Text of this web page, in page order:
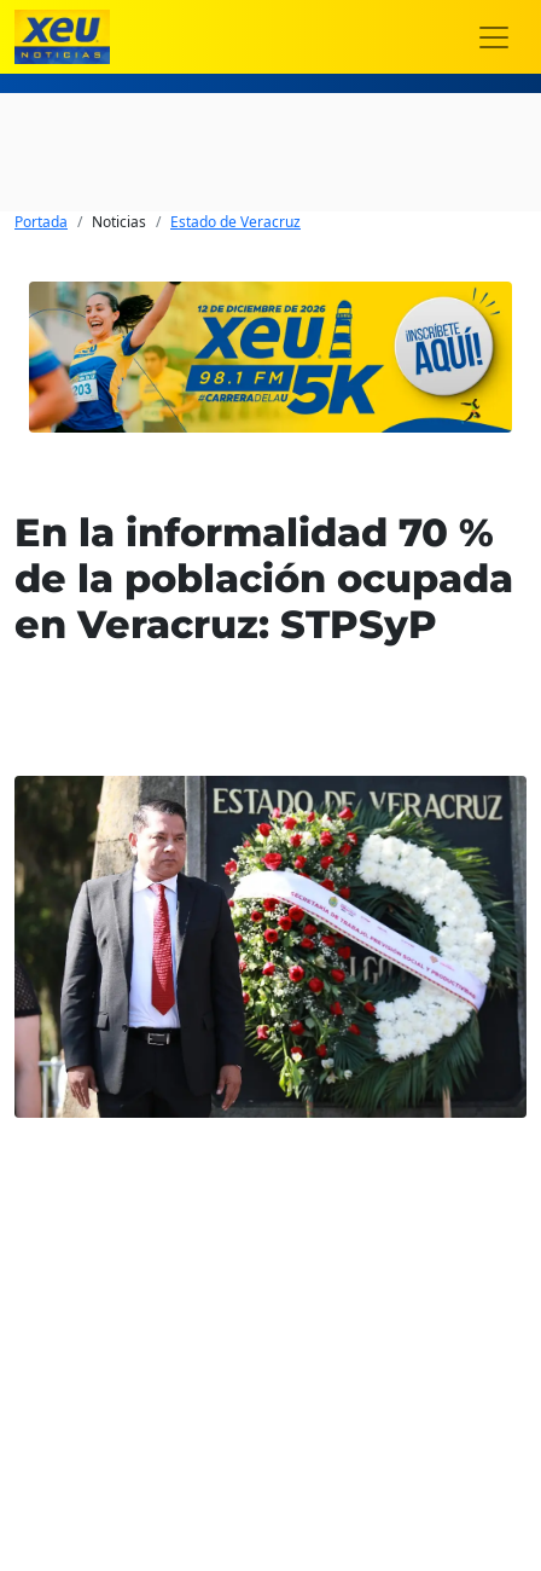
Portada Noticias Estado de Veracruz
En la informalidad 70 %
de la población ocupada
en Veracruz: STPSyP